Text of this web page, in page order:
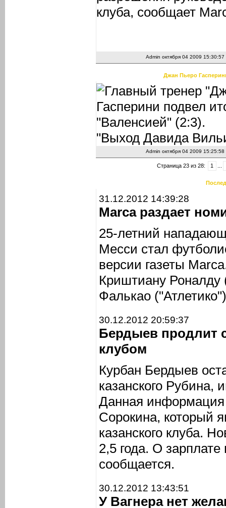
клуба, сообщает
Admin октября 04 2009 15:30:57
Джан Пьеро
Главный тренер
Гасперини подвел
"Валенсией" (2:3).
"Выход Давида
Admin октября 04 2009 15:25:58
Страница 23 из 28: 1
31.12.2012 14:39:28
Marca раздает
25-летний
Месси стал
версии газеты
Криштиану
Фалькао
30.12.2012 20:59:37
Бердыев продлит
клубом
Курбан Бердыев
казанского
Данная информация
Сорокина, который
казанского клуба.
2,5 года. О
сообщается.
30.12.2012 13:43:51
У Вагнера нет